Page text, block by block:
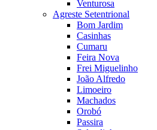
Venturosa
Agreste Setentrional
Bom Jardim
Casinhas
Cumaru
Feira Nova
Frei Miguelinho
João Alfredo
Limoeiro
Machados
Orobó
Passira